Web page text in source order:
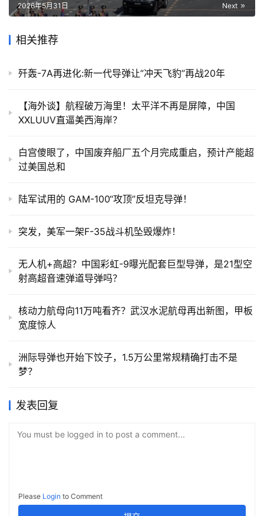
Next
2026年5月31日
相关推荐
歼轰-7A再进化:新一代导弹让”冲天飞豹”再战20年
【海外谈】航程破万海里！太平洋不再是屏障，中国
XXLUUV直逼美西海岸？
白宫傻眼了，中国废弃船厂五个月完成重启，预计产能超
过美国总和
陆军试用的 GAM-100“攻顶”反坦克导弹！
突发，美军一架F-35战斗机坠毁爆炸！
无人机+高超？中国彩虹-9曝光配套巨型导弹，是21型空
射高超音速弹道导弹吗？
核动力航母向11万吨看齐？武汉水泥航母再出新图，甲板
宽度惊人
洲际导弹也开始下饺子，1.5万公里常规精确打击不是
梦？
发表回复
You must be logged in to post a comment...
Please Login to Comment